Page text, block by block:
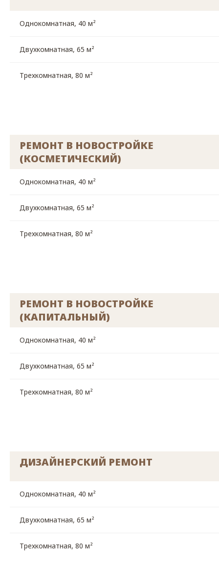
Однокомнатная, 40 м²
Двухкомнатная, 65 м²
Трехкомнатная, 80 м²
РЕМОНТ В НОВОСТРОЙКЕ
(КОСМЕТИЧЕСКИЙ)
Однокомнатная, 40 м²
Двухкомнатная, 65 м²
Трехкомнатная, 80 м²
РЕМОНТ В НОВОСТРОЙКЕ
(КАПИТАЛЬНЫЙ)
Однокомнатная, 40 м²
Двухкомнатная, 65 м²
Трехкомнатная, 80 м²
ДИЗАЙНЕРСКИЙ РЕМОНТ
Однокомнатная, 40 м²
Двухкомнатная, 65 м²
Трехкомнатная, 80 м²